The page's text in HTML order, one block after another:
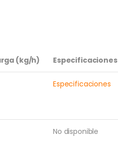
(kg/h) Especificaciones
Especificaciones
No disponible